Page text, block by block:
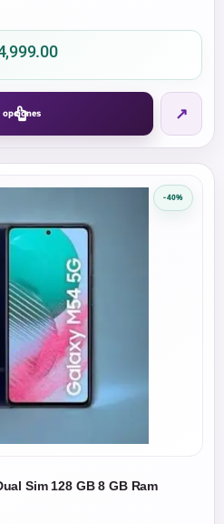
Price
$3,749.25
$4,999.00
opciones ↗
Sim 128 GB 8 GB Ram
-40%